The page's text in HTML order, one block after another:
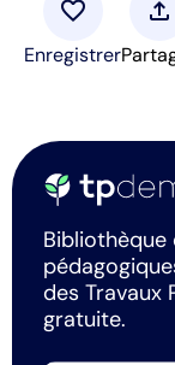
favorite
Enregistrer
upload
Bibliothèque
des Travaux
gratuite.